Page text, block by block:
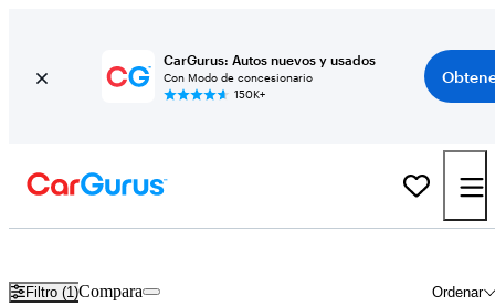
CarGurus: Autos nuevos y usados
Con Modo de concesionario
150K+
Filtro (1) Ordenar
Compara